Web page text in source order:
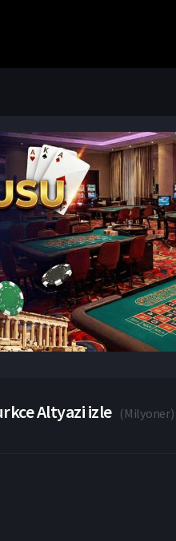
Altyazi izle (Milyoner)